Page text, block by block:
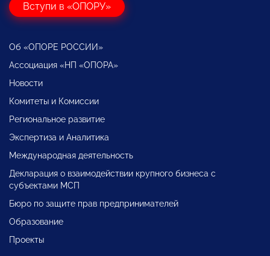
Вступи в «ОПОРУ»
Об «ОПОРЕ РОССИИ»
Ассоциация «НП «ОПОРА»
Новости
Комитеты и Комиссии
Региональное развитие
Экспертиза и Аналитика
Международная деятельность
Декларация о взаимодействии крупного бизнеса с
субъектами МСП
Бюро по защите прав предпринимателей
Образование
Проекты